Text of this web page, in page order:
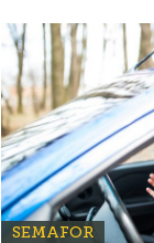
SEMAFOR